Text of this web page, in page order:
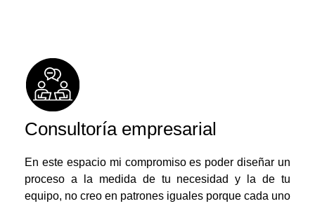
Consultoría empresarial
En este espacio mi compromiso es poder diseñar un
proceso a la medida de tu necesidad y la de tu
equipo, no creo en patrones iguales porque cada uno